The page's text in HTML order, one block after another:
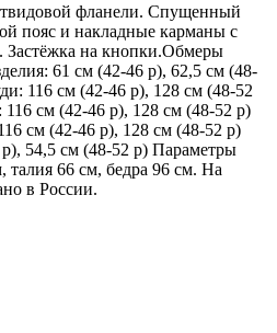
фланели. Спущенный
пояс и накладные карманы с
Застёжка на кнопки.Обмеры
61 см (42-46 р), 62,5 см (48-
116 см (42-46 р), 128 см (48-52
см (42-46 р), 128 см (48-52 р)
см (42-46 р), 128 см (48-52 р)
54,5 см (48-52 р) Параметры
талия 66 см, бедра 96 см. На
в России.